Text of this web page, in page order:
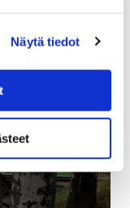
Näytä tiedot